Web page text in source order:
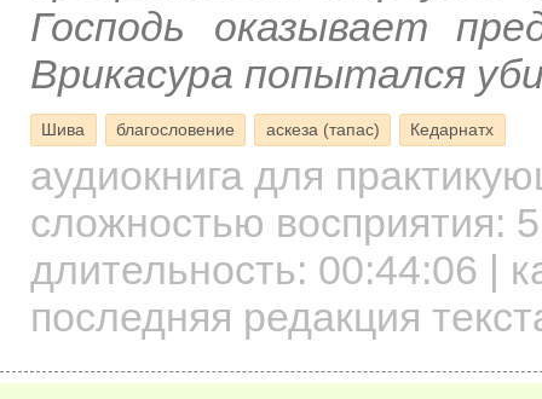
Господь оказывает
Врикасура попытался
Шива благословение аскеза (тапас) Кедарнатх
аудиокнига для
сложностью восприятия: 5
длительность: 00:44:06 |
последняя редакция